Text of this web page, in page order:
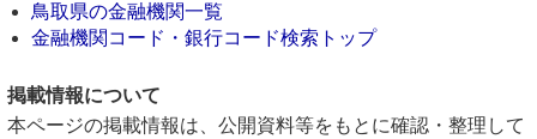
鳥取県の金融機関一覧
金融機関コード・銀行コード検索トップ
掲載情報について
本ページの掲載情報は、公開資料等をもとに確認・整理して